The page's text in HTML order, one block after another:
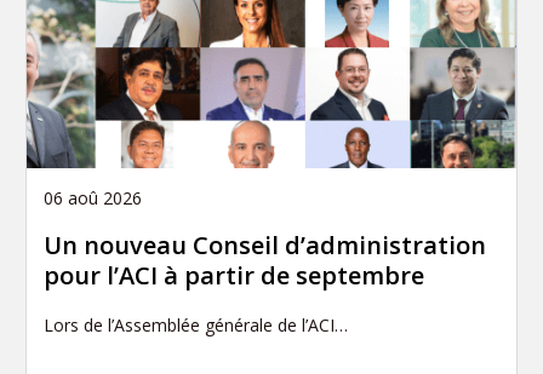
06 aoû 2026
Un nouveau Conseil d’administration
pour l’ACI à partir de septembre
Lors de l’Assemblée générale de l’ACI…